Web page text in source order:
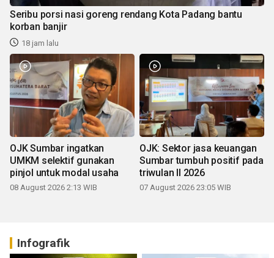
Seribu porsi nasi goreng rendang Kota Padang bantu
korban banjir
18 jam lalu
OJK Sumbar ingatkan
UMKM selektif gunakan
pinjol untuk modal usaha
08 August 2026 2:13 WIB
OJK: Sektor jasa keuangan
Sumbar tumbuh positif pada
triwulan II 2026
07 August 2026 23:05 WIB
Infografik